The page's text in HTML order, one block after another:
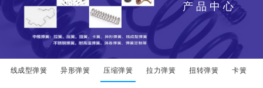
产品中心
线成型弹簧 异形弹簧 压缩弹簧 拉力弹簧 扭转弹簧 卡簧